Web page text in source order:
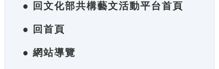
● 回文化部共構藝文活動平台首頁
● 回首頁
● 網站導覽